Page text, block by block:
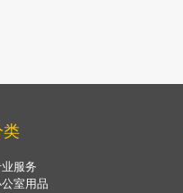
类
服务
室用品